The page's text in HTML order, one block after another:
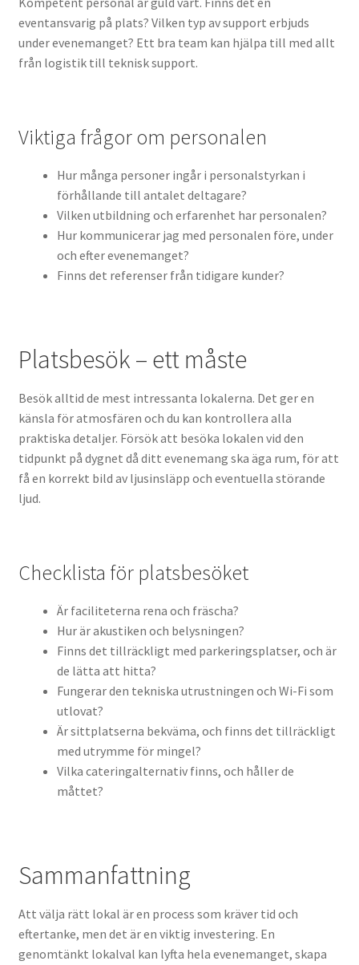
eventansvarig på plats? Vilken typ av support erbjuds
under evenemanget? Ett bra team kan hjälpa till med allt
från logistik till teknisk support.
Viktiga frågor om personalen
Hur många personer ingår i personalstyrkan i
förhållande till antalet deltagare?
Vilken utbildning och erfarenhet har personalen?
Hur kommunicerar jag med personalen före, under
och efter evenemanget?
Finns det referenser från tidigare kunder?
Platsbesök – ett måste
Besök alltid de mest intressanta lokalerna. Det ger en
känsla för atmosfären och du kan kontrollera alla
praktiska detaljer. Försök att besöka lokalen vid den
tidpunkt på dygnet då ditt evenemang ska äga rum, för att
få en korrekt bild av ljusinsläpp och eventuella störande
ljud.
Checklista för platsbesöket
Är faciliteterna rena och fräscha?
Hur är akustiken och belysningen?
Finns det tillräckligt med parkeringsplatser, och är
de lätta att hitta?
Fungerar den tekniska utrustningen och Wi-Fi som
utlovat?
Är sittplatserna bekväma, och finns det tillräckligt
med utrymme för mingel?
Vilka cateringalternativ finns, och håller de
måttet?
Sammanfattning
Att välja rätt lokal är en process som kräver tid och
eftertanke, men det är en viktig investering. En
genomtänkt lokalval kan lyfta hela evenemanget, skapa